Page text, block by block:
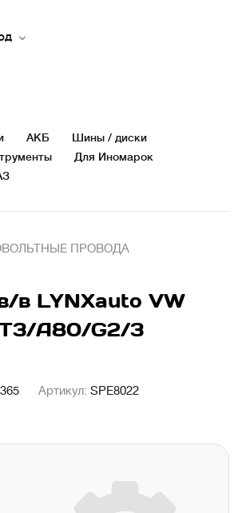
АКБ
Шины / диски
Для Иномарок
ПРОВОДА
в LYNXauto VW
A80/G2/3
Артикул: SPE8022